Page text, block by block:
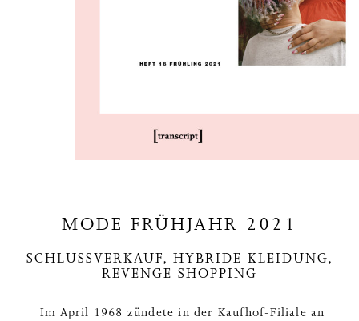
MODE FRÜHJAHR 2021
SCHLUSSVERKAUF, HYBRIDE KLEIDUNG,
REVENGE SHOPPING
Im April 1968 zündete in der Kaufhof-Filiale an